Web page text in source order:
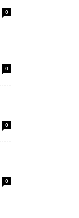
0
0
0
0